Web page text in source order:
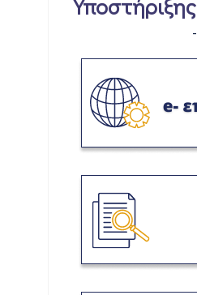
Υποστήριξης
-